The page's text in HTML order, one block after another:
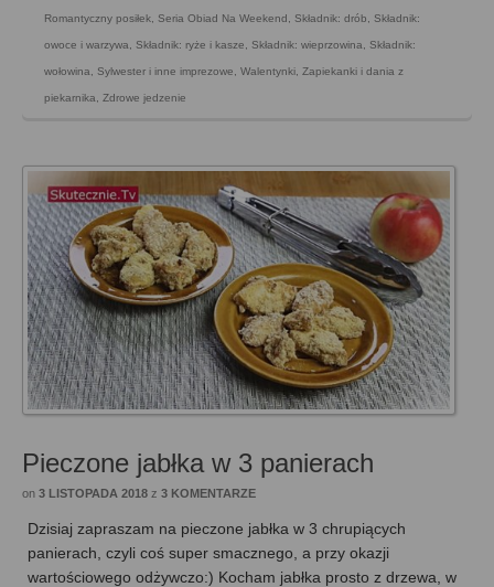
Romantyczny posiłek, Seria Obiad Na Weekend , Składnik: drób, Składnik:
owoce i warzywa, Składnik: ryże i kasze, Składnik: wieprzowina, Składnik:
wołowina, Sylwester i inne imprezowe, Walentynki, Zapiekanki i dania z
piekarnika, Zdrowe jedzenie
Pieczone jabłka w 3 panierach
on 3 LISTOPADA 2018 z 3 KOMENTARZE
Dzisiaj zapraszam na pieczone jabłka w 3 chrupiących
panierach, czyli coś super smacznego, a przy okazji
wartościowego odżywczo:) Kocham jabłka prosto z drzewa, w